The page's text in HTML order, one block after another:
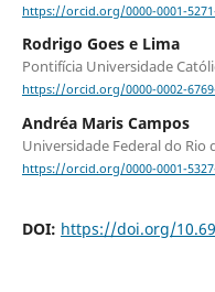
https://orcid.org/0000-0001-
Rodrigo Goes e Lima
Pontifícia Universidade
https://orcid.org/0000-0002-
Andréa Maris Campos
Universidade Federal do Rio
https://orcid.org/0000-0001-
DOI: https://doi.org/